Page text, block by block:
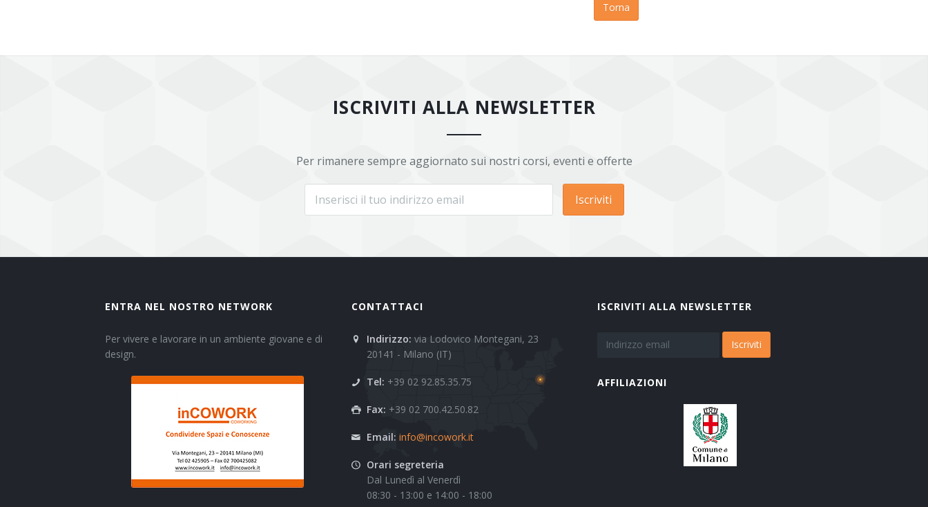
Torna
ISCRIVITI ALLA NEWSLETTER
Per rimanere sempre aggiornato sui nostri corsi, eventi e offerte
Iscriviti
ENTRA NEL NOSTRO NETWORK
Per vivere e lavorare in un ambiente giovane e di
design.
CONTATTACI
Indirizzo: via Lodovico Montegani, 23
20141 - Milano (IT)
Tel: +39 02 92.85.35.75
Fax: +39 02 700.42.50.82
Email: info@incowork.it
Orari segreteria
Dal Lunedì al Venerdì
08:30 - 13:00 e 14:00 - 18:00
ISCRIVITI ALLA NEWSLETTER
Iscriviti
AFFILIAZIONI